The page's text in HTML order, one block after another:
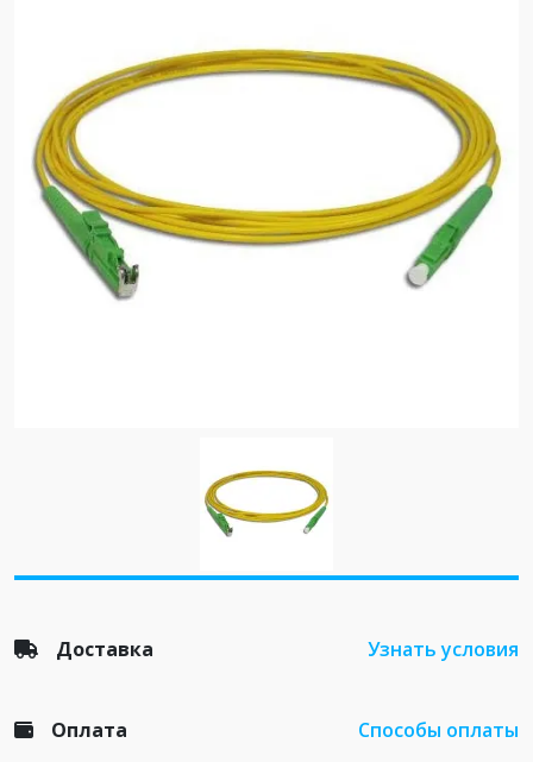
Доставка Узнать условия
Оплата Способы оплаты